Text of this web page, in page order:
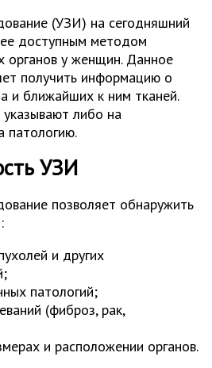
(УЗИ) на сегодняшний
доступным методом
органов у женщин. Данное
получить информацию о
и ближайших к ним тканей.
либо на
патологию.
УЗИ
позволяет обнаружить
и других
патологий;
(фиброз, рак,
и расположении органов.